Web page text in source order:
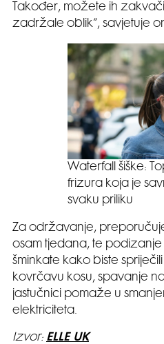
Također, možete ih
zadržale oblik“, savjetuje
Waterfall šiške:
frizura koja je
svaku priliku
Za održavanje,
osam tjedana, te podizanje
šminkate kako biste
kovrčavu kosu, spavanje
jastučnici pomaže u
elektriciteta.
Izvor: ELLE UK